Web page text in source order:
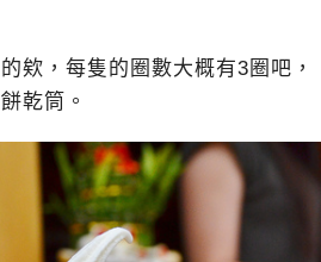
欸，每隻的圈數大概有3圈吧，
乾筒。